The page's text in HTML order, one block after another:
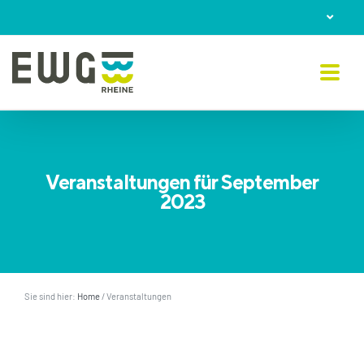
to
content
Veranstaltungen für September
2023
Sie sind hier: Home/Veranstaltungen